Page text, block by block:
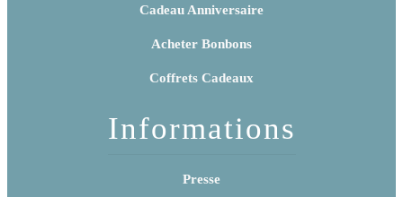
Cadeau Anniversaire
Acheter Bonbons
Coffrets Cadeaux
Informations
Presse